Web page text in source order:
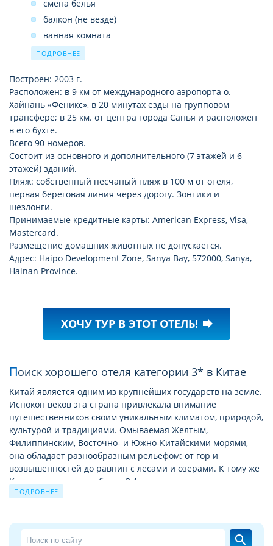
смена белья
балкон (не везде)
ванная комната
душ/ванна
душа)
фен
кондиционер-сплит по типу номера
сейф
ТВ
мини-холодильник
Интернет
телефон платно
ПОДРОБНЕЕ
Построен: 2003 г.
Расположен: в 9 км от международного аэропорта о.
Хайнань «Феникс», в 20 минутах езды на групповом
трансфере; в 25 км. от центра города Санья и расположен
в его бухте.
Всего 90 номеров.
Состоит из основного и дополнительного (7 этажей и 6
этажей) зданий.
Пляж: собственный песчаный пляж в 100 м от отеля,
первая береговая линия через дорогу. Зонтики и
шезлонги.
Принимаемые кредитные карты: American Express, Visa,
Mastercard.
Размещение домашних животных не допускается.
Адрес: Haipo Development Zone, Sanya Bay, 572000, Sanya,
Hainan Province.
ХОЧУ ТУР В ЭТОТ ОТЕЛЬ! forward
Поиск хорошего отеля категории 3* в Китае
Китай является одним из крупнейших государств на земле.
Испокон веков эта страна привлекала внимание
путешественников своим уникальным климатом, природой,
культурой и традициями. Омываемая Желтым,
Филиппинским, Восточно- и Южно-Китайскими морями,
она обладает разнообразным рельефом: от гор и
возвышенностей до равнин с лесами и озерами. К тому же
Китаю принадлежит более 3,4 тыс. островов.
из международных сетей, так и традиционные постоялые
ПОДРОБНЕЕ
search